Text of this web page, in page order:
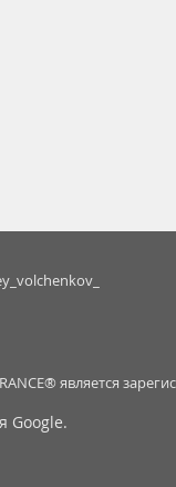
является
Google.